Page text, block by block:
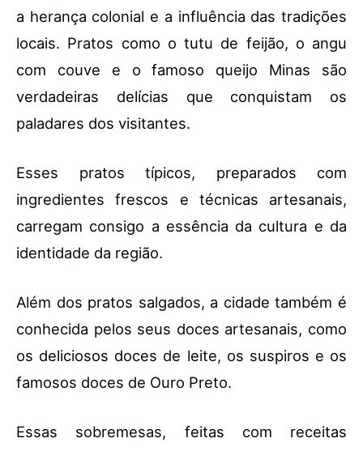
a herança colonial e a influência das tradições
locais. Pratos como o tutu de feijão, o angu
com couve e o famoso queijo Minas são
verdadeiras delícias que conquistam os
paladares dos visitantes.
Esses pratos típicos, preparados com
ingredientes frescos e técnicas artesanais,
carregam consigo a essência da cultura e da
identidade da região.
Além dos pratos salgados, a cidade também é
conhecida pelos seus doces artesanais, como
os deliciosos doces de leite, os suspiros e os
famosos doces de Ouro Preto.
Essas sobremesas, feitas com receitas